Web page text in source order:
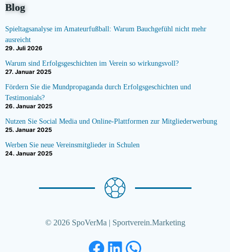
Blog
Spieltagsanalyse im Amateurfußball: Warum Bauchgefühl nicht mehr
ausreicht
29. Juli 2026
Warum sind Erfolgsgeschichten im Verein so wirkungsvoll?
27. Januar 2025
Fördern Sie die Mundpropaganda durch Erfolgsgeschichten und
Testimonials?
26. Januar 2025
Nutzen Sie Social Media und Online-Plattformen zur Mitgliederwerbung
25. Januar 2025
Werben Sie neue Vereinsmitglieder in Schulen
24. Januar 2025
© 2026 SpoVerMa | Sportverein.Marketing
Facebook
LinkedIn
WhatsApp